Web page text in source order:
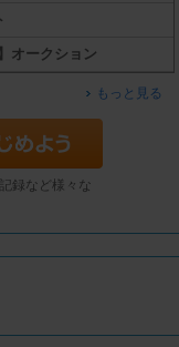
オークション
もっと見る
録など様々な